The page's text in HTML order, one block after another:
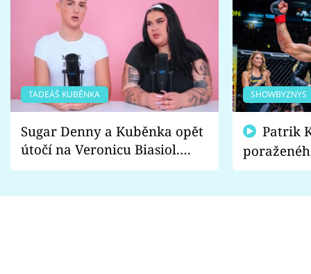
TADEÁŠ KUBĚNKA
Sugar Denny a Kuběnka opět
útočí na Veronicu Biasiol.
Proč je podle nich falešná a
SHOWBYZNYS
fanoušci